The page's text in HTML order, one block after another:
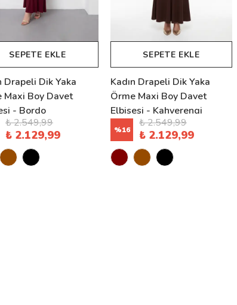
SEPETE EKLE
Drapeli Dik Yaka
Maxi Boy Davet
- Bordo
₺ 2.549,99
₺ 2.129,99
SEPETE EKLE
Kadın Drapeli Dik Yaka
Örme Maxi Boy Davet
Elbisesi - Kahverengi
%16
₺ 2.549,99
₺ 2.129,99